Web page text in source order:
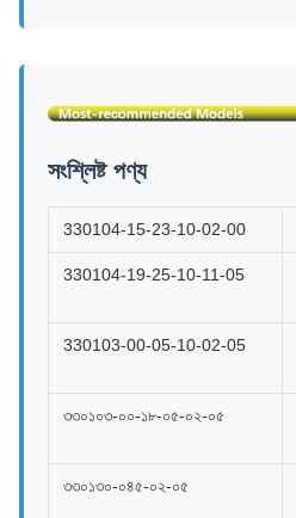
সংশ্লিষ্ট পণ্য
330104-15-23-10-02-00
330104-19-25-10-11-05
330103-00-05-10-02-05
৩৩০১০৩-০০-১৮-০৫-০২-০৫
৩৩০১৩০-০৪৫-০২-০৫